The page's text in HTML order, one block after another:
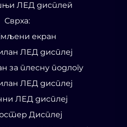
ЛЕД дисплей
Сврха:
екран
ЛЕД дисплеј
за плесну подлогу
ЛЕД дисплеј
ЛЕД дисплеј
Дисплеј